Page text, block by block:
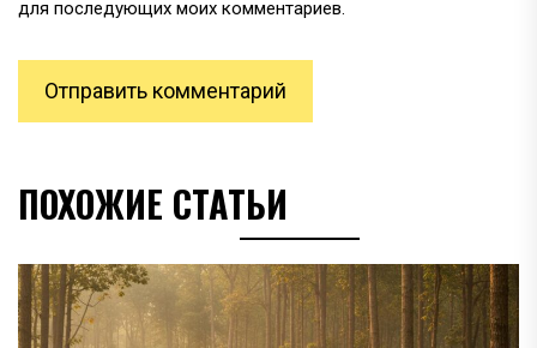
для последующих моих комментариев.
ПОХОЖИЕ СТАТЬИ